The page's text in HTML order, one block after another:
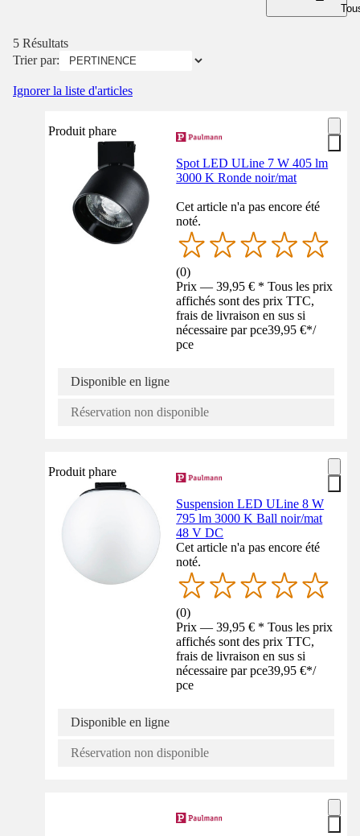
5 Résultats
Trier par:
Ignorer la liste d'articles
Produit phare
Spot LED ULine 7 W 405 lm
3000 K Ronde noir/mat
Cet article n'a pas encore été
noté.
(0)
Prix — 39,95 € * Tous les prix
affichés sont des prix TTC,
frais de livraison en sus si
nécessaire par pce39,95 €*/
pce
Disponible en ligne
Réservation non disponible
Produit phare
Suspension LED ULine 8 W
795 lm 3000 K Ball noir/mat
48 V DC
Cet article n'a pas encore été
noté.
(0)
Prix — 39,95 € * Tous les prix
affichés sont des prix TTC,
frais de livraison en sus si
nécessaire par pce39,95 €*/
pce
Disponible en ligne
Réservation non disponible